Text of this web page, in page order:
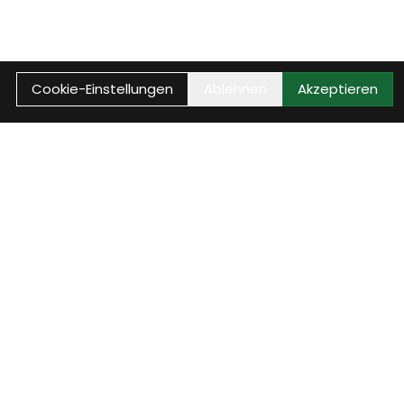
Cookie-Einstellungen Akzeptieren